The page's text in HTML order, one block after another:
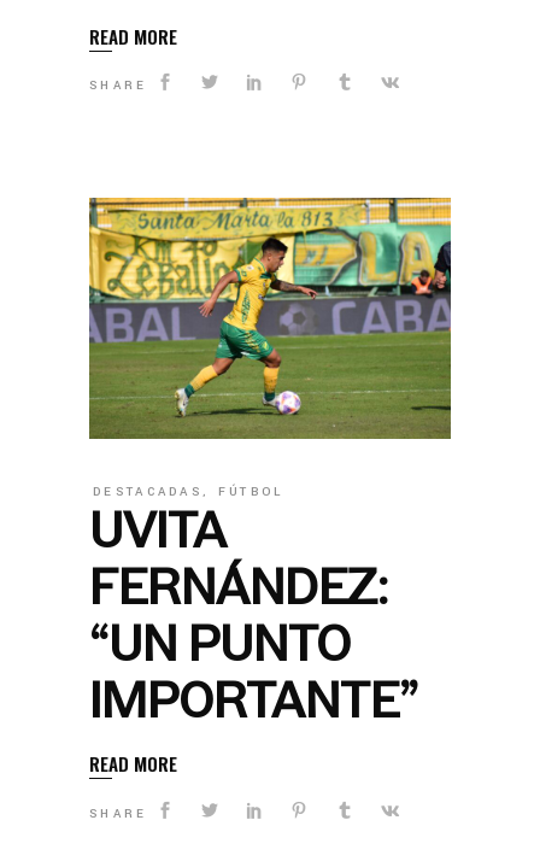
READ MORE
SHARE
DESTACADAS, FÚTBOL
UVITA
FERNÁNDEZ:
“UN PUNTO
IMPORTANTE”
READ MORE
SHARE